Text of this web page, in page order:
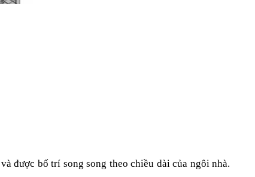
được bố trí song song theo chiều dài của ngôi nhà.